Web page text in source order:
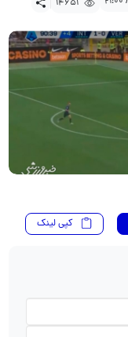
14651
کپی لینک